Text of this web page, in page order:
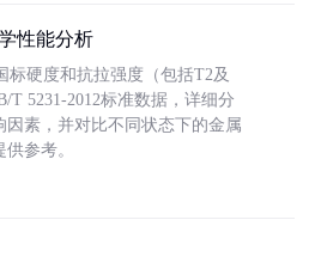
性能分析
标硬度和抗拉强度（包括T2及
T 5231-2012标准数据，详细分
素，并对比不同状态下的金属
参考。